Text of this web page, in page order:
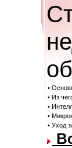
•
• Из
•
•
• Уход